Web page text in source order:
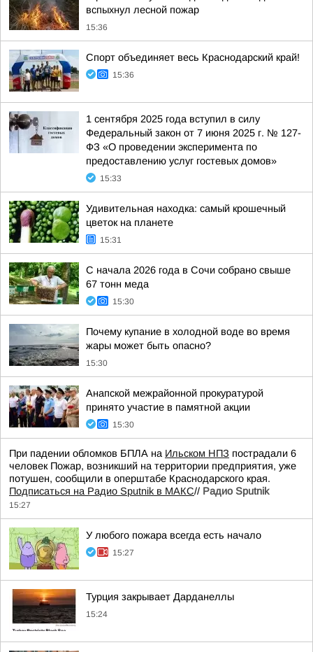
вспыхнул лесной пожар
15:36
Спорт объединяет весь Краснодарский край!
15:36
1 сентября 2025 года вступил в силу
Федеральный закон от 7 июня 2025 г. № 127-
ФЗ «О проведении эксперимента по
предоставлению услуг гостевых домов»
15:33
Удивительная находка: самый крошечный
цветок на планете
15:31
С начала 2026 года в Сочи собрано свыше
67 тонн меда
15:30
Почему купание в холодной воде во время
жары может быть опасно?
15:30
Анапской межрайонной прокуратурой
принято участие в памятной акции
15:30
При падении обломков БПЛА на Ильском НПЗ пострадали 6
человек Пожар, возникший на территории предприятия, уже
потушен, сообщили в оперштабе Краснодарского края.
Подписаться на Радио Sputnik в МАКС// Радио Sputnik
15:27
У любого пожара всегда есть начало
15:27
Турция закрывает Дарданеллы
15:24